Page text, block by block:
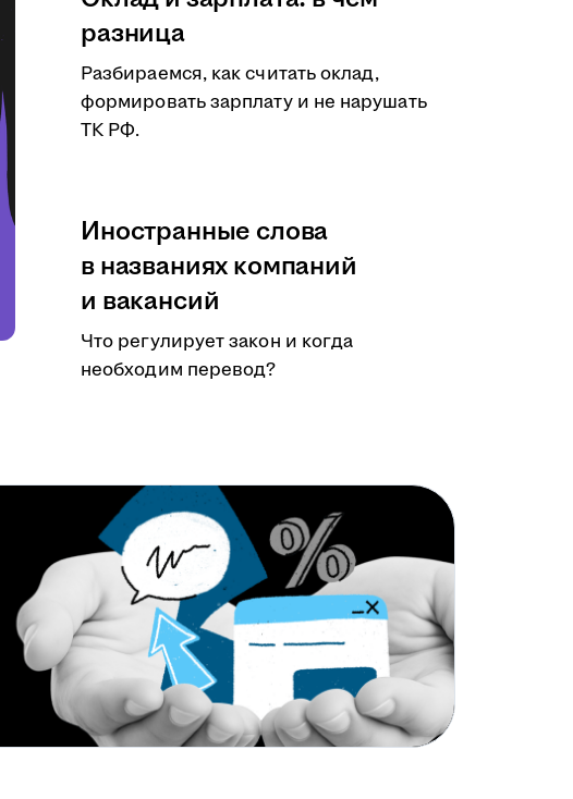
разница
Разбираемся, как считать оклад,
формировать зарплату и не нарушать
ТК РФ.
Иностранные слова
в названиях компаний
и вакансий
Что регулирует закон и когда
необходим перевод?